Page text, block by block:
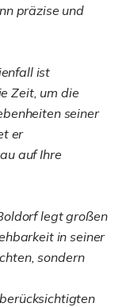
präzise und
ist
Zeit, um die
seiner
er
auf Ihre
legt großen
in seiner
sondern